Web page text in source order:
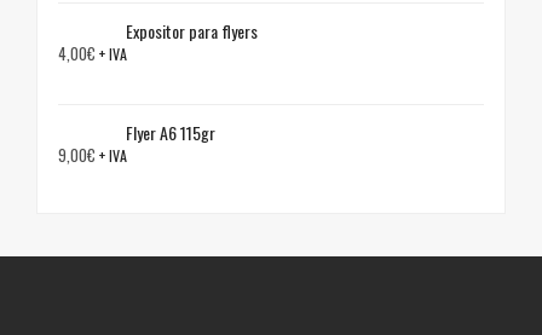
Expositor para flyers
4,00€ + IVA
Flyer A6 115gr
9,00€ + IVA